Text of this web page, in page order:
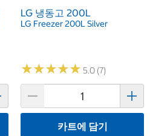
LG 냉동고 200L
LG Freezer 200L Silver
★★★★★
★★★★★ 5.0 (7)
카트에 담기